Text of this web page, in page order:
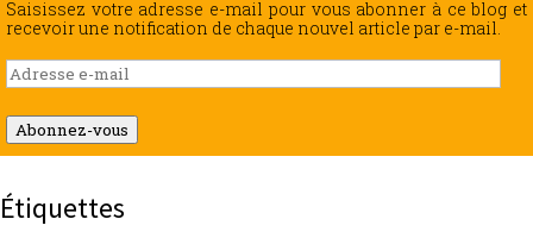
Saisissez votre adresse e-mail pour vous abonner à ce blog et
recevoir une notification de chaque nouvel article par e-mail.
Adresse
e-
mail
Abonnez-vous
Étiquettes